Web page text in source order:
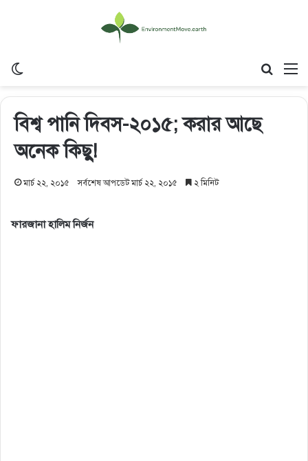
বিশ্ব পানি দিবস-২০১৫; করার আছে
অনেক কিছু!
মার্চ ২২, ২০১৫ সর্বশেষ আপডেট মার্চ ২২, ২০১৫ ২ মিনিট
ফারজানা হালিম নির্জন